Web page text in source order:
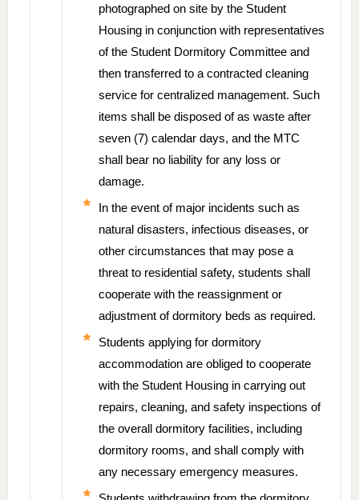
photographed on site by the Student
Housing in conjunction with representatives
of the Student Dormitory Committee and
then transferred to a contracted cleaning
service for centralized management. Such
items shall be disposed of as waste after
seven (7) calendar days, and the MTC
shall bear no liability for any loss or
damage.
In the event of major incidents such as
natural disasters, infectious diseases, or
other circumstances that may pose a
threat to residential safety, students shall
cooperate with the reassignment or
adjustment of dormitory beds as required.
Students applying for dormitory
accommodation are obliged to cooperate
with the Student Housing in carrying out
repairs, cleaning, and safety inspections of
the overall dormitory facilities, including
dormitory rooms, and shall comply with
any necessary emergency measures.